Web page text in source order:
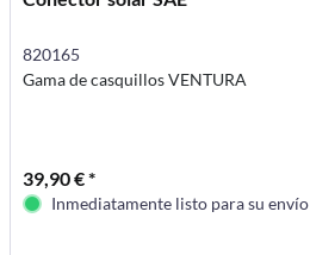
820165
Gama de casquillos VENTURA
39,90 € *
Inmediatamente listo para su envío